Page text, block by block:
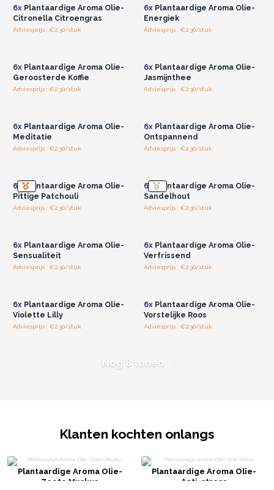
6xPlantaardige Aroma Olie-
Citronella Citroengras
Adviesprijs : €2.30/stuk
6xPlantaardige Aroma Olie-
Energiek
Adviesprijs : €2.30/stuk
6xPlantaardige Aroma Olie-
Geroosterde Koffie
Adviesprijs : €2.30/stuk
6xPlantaardige Aroma Olie-
Jasmijnthee
Adviesprijs : €2.30/stuk
6xPlantaardige Aroma Olie-
Meditatie
Adviesprijs : €2.30/stuk
6xPlantaardige Aroma Olie-
Ontspannend
Adviesprijs : €2.30/stuk
6x Plantaardige Aroma Olie-
Pittige Patchouli
Adviesprijs : €2.30/stuk
6x Plantaardige Aroma Olie-
Sandelhout
Adviesprijs : €2.30/stuk
6xPlantaardige Aroma Olie-
Sensualiteit
Adviesprijs : €2.30/stuk
6xPlantaardige Aroma Olie-
Verfrissend
Adviesprijs : €2.30/stuk
6xPlantaardige Aroma Olie-
Violette Lilly
Adviesprijs : €2.30/stuk
6xPlantaardige Aroma Olie-
Vorstelijke Roos
Adviesprijs : €2.30/stuk
Nog 8 tonen
Klanten kochten onlangs
Plantaardige Aroma Olie-
Zoete Muskus
Plantaardige Aroma Olie-
Anti-stress